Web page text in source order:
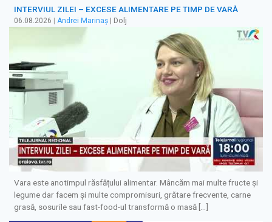
INTERVIUL ZILEI – EXCESE ALIMENTARE PE TIMP DE VARĂ
06.08.2026 | Andrei Marinaș | Dolj
Vara este anotimpul răsfățului alimentar. Mâncăm mai multe fructe și
legume dar facem și multe compromisuri, grătare frecvente, carne
grasă, sosurile sau fast-food-ul transformă o masă […]